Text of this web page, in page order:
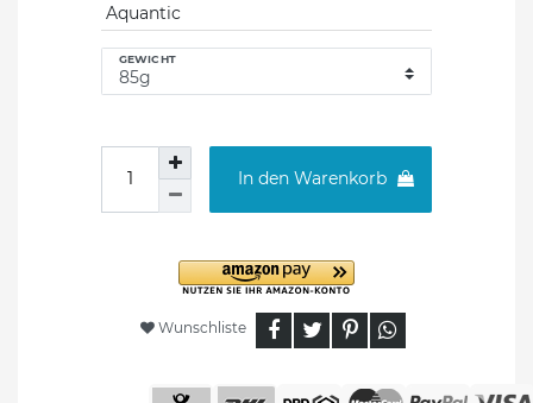
Aquantic
GEWICHT
In den Warenkorb
Wunschliste